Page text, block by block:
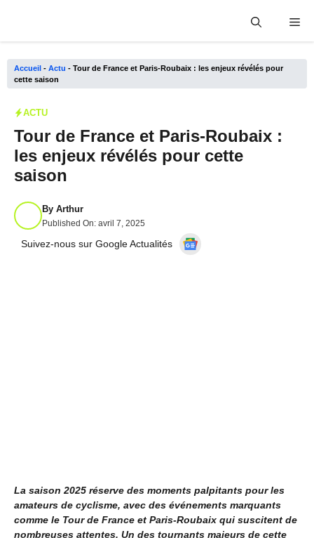
Accueil - Actu - Tour de France et Paris-Roubaix : les enjeux révélés pour
cette saison
ACTU
Tour de France et Paris-Roubaix :
les enjeux révélés pour cette
saison
By Arthur
Published On: avril 7, 2025
Suivez-nous sur Google Actualités
La saison 2025 réserve des moments palpitants pour les
amateurs de cyclisme, avec des événements marquants
comme le Tour de France et Paris-Roubaix qui suscitent de
nombreuses attentes. Un des tournants majeurs de cette